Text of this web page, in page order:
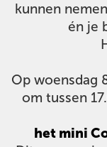
kunnen
én je
Op woensdag
om tussen
het mini